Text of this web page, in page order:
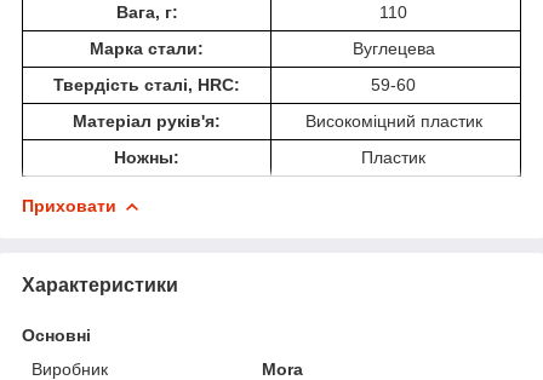
Вага, г:
110
Марка стали:
Вуглецева
Твердість сталі, HRC:
59-60
Матеріал руків'я:
Високоміцний пластик
Ножны:
Пластик
Приховати
Характеристики
Основні
Виробник
Mora